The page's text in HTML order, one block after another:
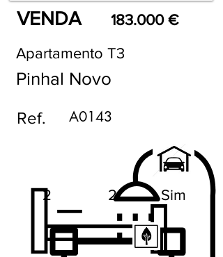
VENDA 183.000 €
Apartamento T3
Pinhal Novo
Ref.
2
A0143
2 Sim